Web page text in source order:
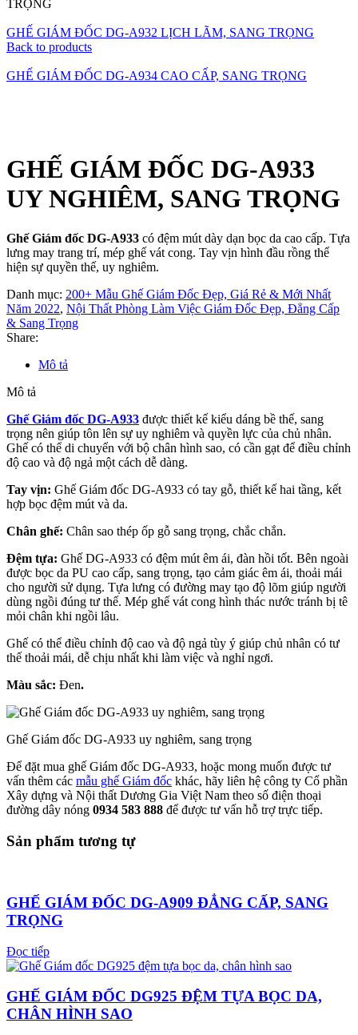
TRỌNG
GHẾ GIÁM ĐỐC DG-A932 LỊCH LÃM, SANG TRỌNG
Back to products
GHẾ GIÁM ĐỐC DG-A934 CAO CẤP, SANG TRỌNG
GHẾ GIÁM ĐỐC DG-A933
UY NGHIÊM, SANG TRỌNG
Ghế Giám đốc DG-A933 có đệm mút dày dạn bọc da cao cấp. Tựa
lưng may trang trí, mép ghế vát cong. Tay vịn hình đầu rồng thể
hiện sự quyền thế, uy nghiêm.
Danh mục: 200+ Mẫu Ghế Giám Đốc Đẹp, Giá Rẻ & Mới Nhất
Năm 2022, Nội Thất Phòng Làm Việc Giám Đốc Đẹp, Đẳng Cấp
& Sang Trọng
Share:
Mô tả
Mô tả
Ghế Giám đốc DG-A933 được thiết kế kiểu dáng bề thế, sang
trọng nên giúp tôn lên sự uy nghiêm và quyền lực của chủ nhân.
Ghế có thể di chuyển với bộ chân hình sao, có cần gạt để điều chỉnh
độ cao và độ ngả một cách dễ dàng.
Tay vịn: Ghế Giám đốc DG-A933 có tay gỗ, thiết kế hai tầng, kết
hợp bọc đệm mút và da.
Chân ghế: Chân sao thép ốp gỗ sang trọng, chắc chắn.
Đệm tựa: Ghế DG-A933 có đệm mút êm ái, đàn hồi tốt. Bên ngoài
được bọc da PU cao cấp, sang trọng, tạo cảm giác êm ái, thoải mái
cho người sử dụng. Tựa lưng có đường may tạo độ lõm giúp người
dùng ngồi đúng tư thế. Mép ghế vát cong hình thác nước tránh bị tê
mỏi chân khi ngồi lâu.
Ghế có thể điều chỉnh độ cao và độ ngả tùy ý giúp chủ nhân có tư
thế thoải mái, dễ chịu nhất khi làm việc và nghỉ ngơi.
Màu sắc: Đen.
Ghế Giám đốc DG-A933 uy nghiêm, sang trọng
Để đặt mua ghế Giám đốc DG-A933, hoặc mong muốn được tư
vấn thêm các mẫu ghế Giám đốc khác, hãy liên hệ công ty Cổ phần
Xây dựng và Nội thất Dương Gia Việt Nam theo số điện thoại
đường dây nóng 0934 583 888 để được tư vấn hỗ trợ trực tiếp.
Sản phẩm tương tự
GHẾ GIÁM ĐỐC DG-A909 ĐẲNG CẤP, SANG
TRỌNG
Đọc tiếp
GHẾ GIÁM ĐỐC DG925 ĐỆM TỰA BỌC DA,
CHÂN HÌNH SAO